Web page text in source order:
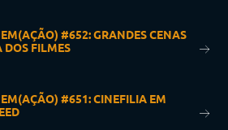
#652: GRANDES CENAS
DOS FILMES
#651: CINEFILIA EM